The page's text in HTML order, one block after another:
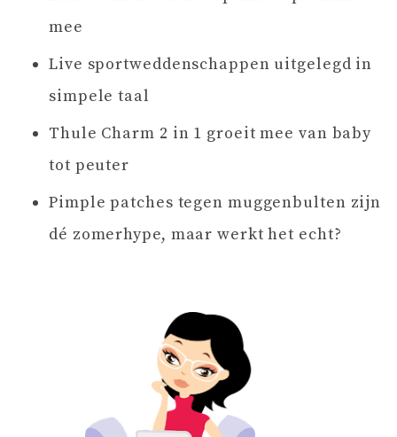
mee
Live sportweddenschappen uitgelegd in
simpele taal
Thule Charm 2 in 1 groeit mee van baby
tot peuter
Pimple patches tegen muggenbulten zijn
dé zomerhype, maar werkt het echt?